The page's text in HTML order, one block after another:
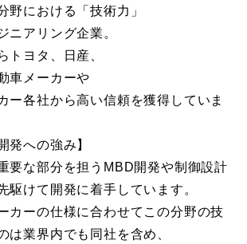
野における「技術力」
ニアリング企業。
トヨタ、日産、
車メーカーや
ー各社から高い信頼を獲得していま
発への強み】
要な部分を担うMBD開発や制御設計
駆けて開発に着手しています。
カーの仕様に合わせてこの分野の技
は業界内でも同社を含め、